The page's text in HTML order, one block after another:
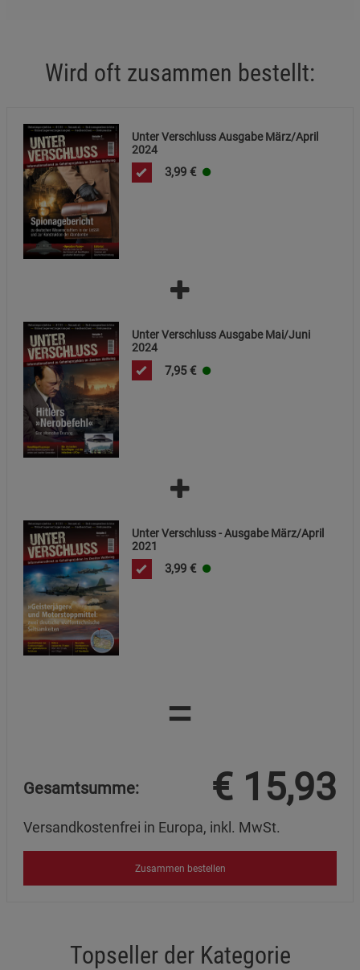
Wird oft zusammen bestellt:
Unter Verschluss Ausgabe März/April
2024
3,99 €
Unter Verschluss Ausgabe Mai/Juni
2024
7,95 €
Unter Verschluss - Ausgabe März/April
2021
3,99 €
=
Gesamtsumme: € 15,93
Versandkostenfrei in Europa, inkl. MwSt.
Zusammen bestellen
Topseller der Kategorie
Statistik Cookies (2) Statistik Cookies
Cookie-Informationen
Marketing Cookies (3)
Beschreibung Marketing Cookies